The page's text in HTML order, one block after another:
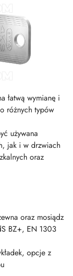
łatwą wymianę i
różnych typów
używana
jak i w drzwiach
oraz
oraz mosiądz
BZ+, EN 1303
opcje z